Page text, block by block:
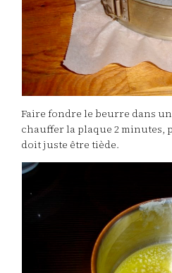
Faire fondre le beurre dans
chauffer la plaque 2 minutes,
doit juste être tiède.